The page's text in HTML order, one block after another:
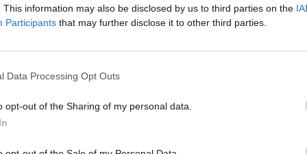
This information may also be disclosed by us to third parties on the
Participants that may further disclose it to other third parties.
Data Processing Opt Outs
opt-out of the Sharing of my personal data.
«μυστική» συνάντηση με τον
Εμιράτων κατά τη διάρκεια του
του Ισραηλινού
του.
του Λιονταριού», ο πρωθυπουργός
επίσκεψη στα Ηνωμένα Αραβικά